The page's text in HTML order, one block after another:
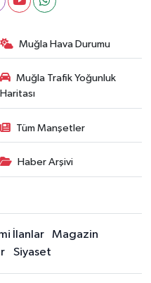
Muğla Hava Durumu
Muğla Trafik Yoğunluk
Haritası
Tüm Manşetler
Haber Arşivi
İlanlar
Magazin
Siyaset